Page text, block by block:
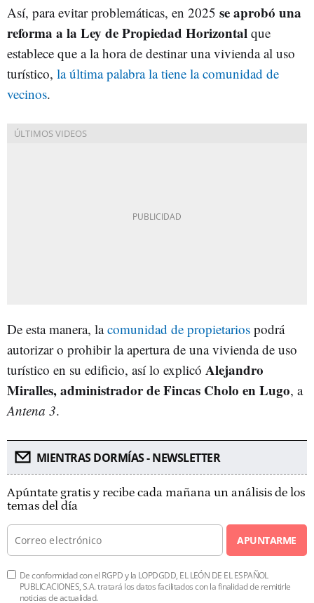
Así, para evitar problemáticas, en 2025 se aprobó una
reforma a la Ley de Propiedad Horizontal que
establece que a la hora de destinar una vivienda al uso
turístico, la última palabra la tiene la comunidad de
vecinos.
De esta manera, lacomunidad de propietarios podrá
autorizar o prohibir la apertura de una vivienda de uso
turístico en su edificio, así lo explicó Alejandro
Miralles, administrador de Fincas Cholo en Lugo, a
Antena 3.
MIENTRAS DORMÍAS - NEWSLETTER
Apúntate gratis y recibe cada mañana un análisis de los
temas del día
APUNTARME
De conformidad con el RGPD y la LOPDGDD, EL LEÓN DE EL ESPAÑOL
PUBLICACIONES, S.A. tratará los datos facilitados con la finalidad de remitirle
noticias de actualidad.